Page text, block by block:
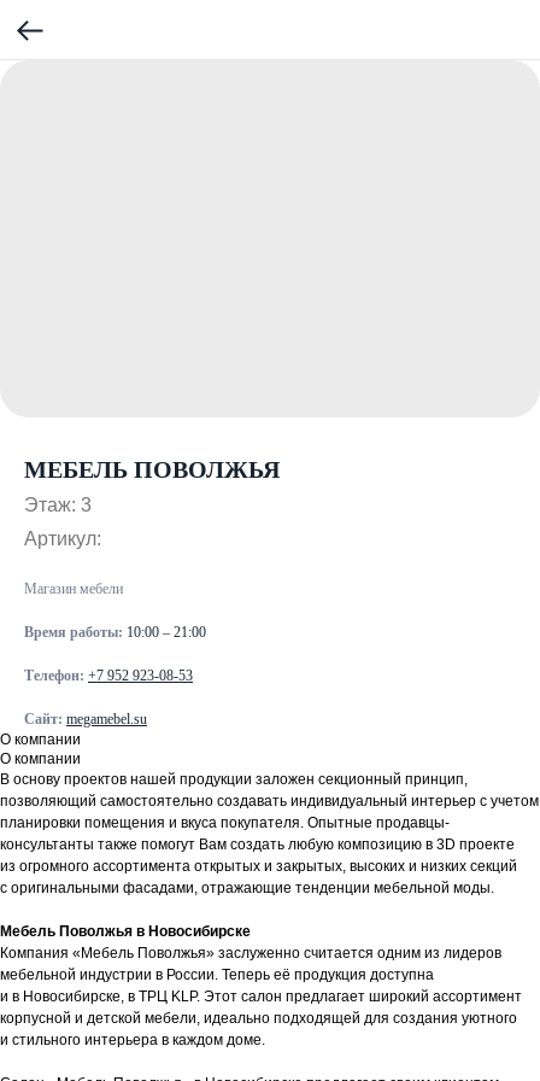
МЕБЕЛЬ ПОВОЛЖЬЯ
Этаж: 3
Артикул:
Магазин мебели
Время работы: 10:00 – 21:00
Телефон: +7 952 923-08-53
Сайт: megamebel.su
О компании
О компании
В основу проектов нашей продукции заложен секционный принцип,
позволяющий самостоятельно создавать индивидуальный интерьер с учетом
планировки помещения и вкуса покупателя. Опытные продавцы-
консультанты также помогут Вам создать любую композицию в 3D проекте
из огромного ассортимента открытых и закрытых, высоких и низких секций
с оригинальными фасадами, отражающие тенденции мебельной моды.
Мебель Поволжья в Новосибирске
Компания «Мебель Поволжья» заслуженно считается одним из лидеров
мебельной индустрии в России. Теперь её продукция доступна
и в Новосибирске, в ТРЦ KLP. Этот салон предлагает широкий ассортимент
корпусной и детской мебели, идеально подходящей для создания уютного
и стильного интерьера в каждом доме.